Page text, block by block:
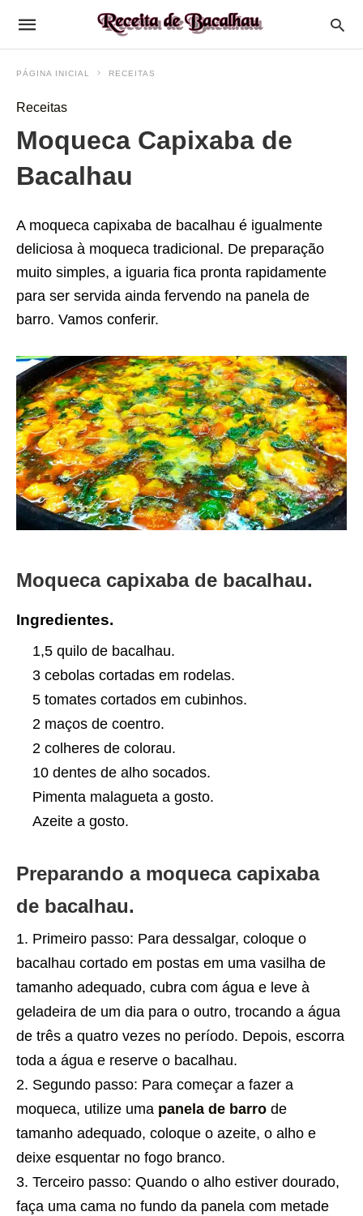
PÁGINA INICIAL RECEITAS
Receitas
Moqueca Capixaba de
Bacalhau
A moqueca capixaba de bacalhau é igualmente
deliciosa à moqueca tradicional. De preparação
muito simples, a iguaria fica pronta rapidamente
para ser servida ainda fervendo na panela de
barro. Vamos conferir.
Moqueca capixaba de bacalhau.
Ingredientes.
1,5 quilo de bacalhau.
3 cebolas cortadas em rodelas.
5 tomates cortados em cubinhos.
2 maços de coentro.
2 colheres de colorau.
10 dentes de alho socados.
Pimenta malagueta a gosto.
Azeite a gosto.
Preparando a moqueca capixaba
de bacalhau.
Primeiro passo: Para dessalgar, coloque o
bacalhau cortado em postas em uma vasilha de
tamanho adequado, cubra com água e leve à
geladeira de um dia para o outro, trocando a água
de três a quatro vezes no período. Depois, escorra
toda a água e reserve o bacalhau.
Segundo passo: Para começar a fazer a
moqueca, utilize uma panela de barro de
tamanho adequado, coloque o azeite, o alho e
deixe esquentar no fogo branco.
Terceiro passo: Quando o alho estiver dourado,
faça uma cama no fundo da panela com metade